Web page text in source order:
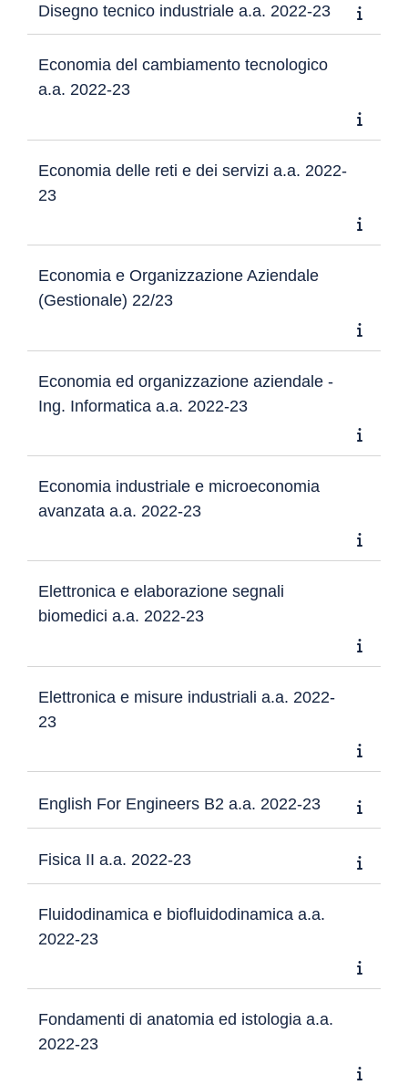
Disegno tecnico industriale a.a. 2022-23
Economia del cambiamento tecnologico
a.a. 2022-23
Economia delle reti e dei servizi a.a. 2022-
23
Economia e Organizzazione Aziendale
(Gestionale) 22/23
Economia ed organizzazione aziendale -
Ing. Informatica a.a. 2022-23
Economia industriale e microeconomia
avanzata a.a. 2022-23
Elettronica e elaborazione segnali
biomedici a.a. 2022-23
Elettronica e misure industriali a.a. 2022-
23
English For Engineers B2 a.a. 2022-23
Fisica II a.a. 2022-23
Fluidodinamica e biofluidodinamica a.a.
2022-23
Fondamenti di anatomia ed istologia a.a.
2022-23